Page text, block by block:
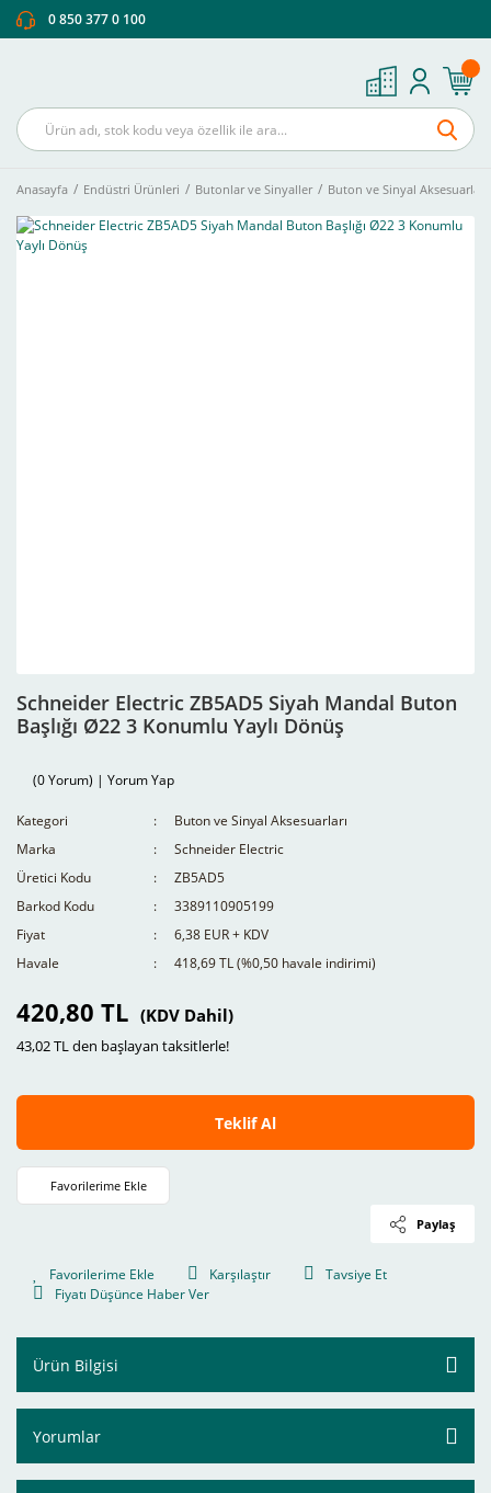
0 850 377 0 100
Anasayfa Endüstri Ürünleri Butonlar ve Sinyaller Buton ve Sinyal Aksesuarları
Schneider Electric ZB5AD5 Siyah Mandal Buton
Başlığı Ø22 3 Konumlu Yaylı Dönüş
(0 Yorum) | Yorum Yap
Kategori
Buton ve Sinyal Aksesuarları
Marka
Schneider Electric
Üretici Kodu
ZB5AD5
Barkod Kodu
3389110905199
Fiyat
6,38 EUR + KDV
Havale
418,69 TL (%0,50 havale indirimi)
420,80 TL (KDV Dahil)
43,02 TL den başlayan taksitlerle!
Teklif Al
Paylaş
Karşılaştır
Tavsiye Et
Fiyatı Düşünce Haber Ver
Ürün Bilgisi
Yorumlar